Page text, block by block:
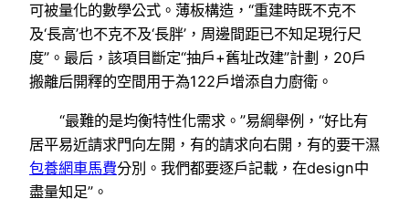
可被量化的數學公式。薄板構造，“重建時既不克不
及‘長高’也不克不及‘長胖’，周邊間距已不知足現行尺
度”。最后，該項目斷定“抽戶+舊址改建”計劃，20戶
搬離后開釋的空間用于為122戶增添自力廚衛。
“最難的是均衡特性化需求。”易綱舉例，“好比有
居平易近請求門向左開，有的請求向右開，有的要干濕
包養網車馬費分別。我們都要逐戶記載，在design中
盡量知足”。